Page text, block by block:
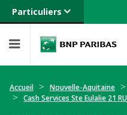
Particuliers
Banque privée
Entreprises
Accueil Nouvelle-Aquitaine
Cash Services Ste Eulalie 21